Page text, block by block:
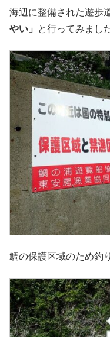
海辺に整備された遊歩
やい」
と行ってみまし
鯛の保護区域のため釣